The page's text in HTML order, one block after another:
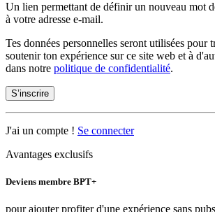
Un lien permettant de définir un nouveau mot
à votre adresse e-mail.
Tes données personnelles seront utilisées pour
soutenir ton expérience sur ce site web et à
dans notre politique de confidentialité.
S’inscrire
J'ai un compte ! Se connecter
Avantages exclusifs
Deviens membre BPT+
pour ajouter profiter d'une expérience sans